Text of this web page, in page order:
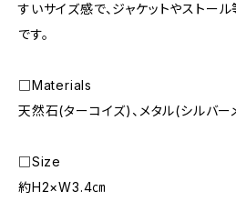
すいサイズ感で、ジャケットやストー
です。
□Materials
天然石(ターコイズ)、メタル(シルバー
□Size
約H2×W3.4㎝